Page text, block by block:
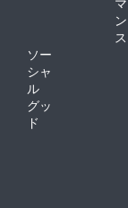
ン
ス
ソー
シャ
ル
グッ
ド